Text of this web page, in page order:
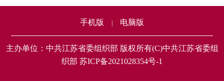
手机版 电脑版
主办单位：中共江苏省委组织部 版权所有(C)中共江苏省委组
织部 苏ICP备2021028354号-1